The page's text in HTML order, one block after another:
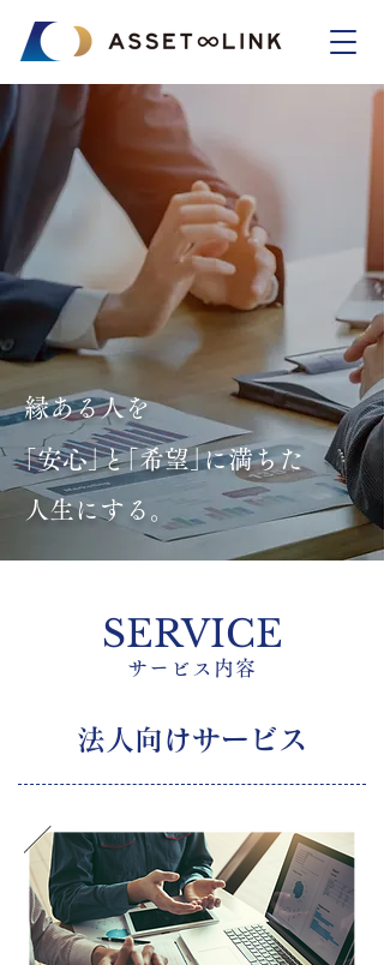
縁ある人を
｢安心｣と｢希望｣に満ちた
人生にする。
SERVICE
サービス内容
法人向けサービス